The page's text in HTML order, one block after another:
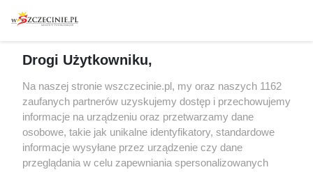
Spacery i oprowadzania
targi
Wernisaże
Więcej
Specjalny koncert z okazji
20. urodzin portalu
wSzczecinie.pl
Regulamin konkursów
śniadaniówka "Hej
Drogi Użytkowniku,
Na naszej stronie wszczecinie.pl, my oraz naszych 1162
zaufanych partnerów uzyskujemy dostęp i przechowujemy
informacje na urządzeniu oraz przetwarzamy dane
osobowe, takie jak unikalne identyfikatory, standardowe
informacje wysyłane przez urządzenie czy dane
przeglądania w celu zapewniania spersonalizowanych